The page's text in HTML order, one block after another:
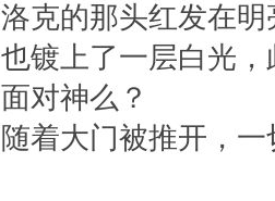
洛克的那头红发在
也镀上了一层白光
面对神么？
随着大门被推开，